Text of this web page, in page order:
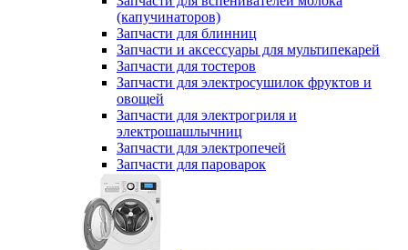
(капучинаторов)
Запчасти для блинниц
Запчасти и аксессуары для мультипекарей
Запчасти для тостеров
Запчасти для электросушилок фруктов и
овощей
Запчасти для электрогриля и
электрошашлычниц
Запчасти для электропечей
Запчасти для пароварок